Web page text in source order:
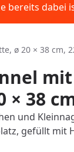
bereits dabei
ø 20 × 38 cm,
mit
38
und
gefüllt mit